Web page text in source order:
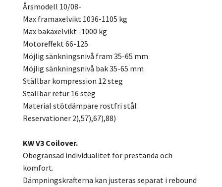
Årsmodell 10/08-
Max framaxelvikt 1036-1105 kg
Max bakaxelvikt -1000 kg
Motoreffekt 66-125
Möjlig sänkningsnivå fram 35-65 mm
Möjlig sänkningsnivå bak 35-65 mm
Ställbar kompression 12 steg
Ställbar retur 16 steg
Material stötdämpare rostfri stål
Reservationer 2),57),67),88)
KW V3 Coilover.
Obegränsad individualitet för prestanda och
komfort.
Dämpningskrafterna kan justeras separat i rebound